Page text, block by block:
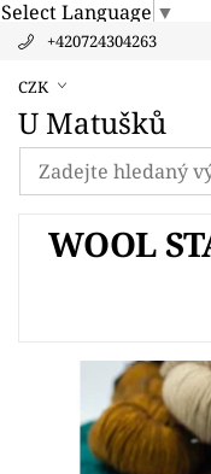
Select Language ▼
+420724304263
CZK
U Matušků
WOOL